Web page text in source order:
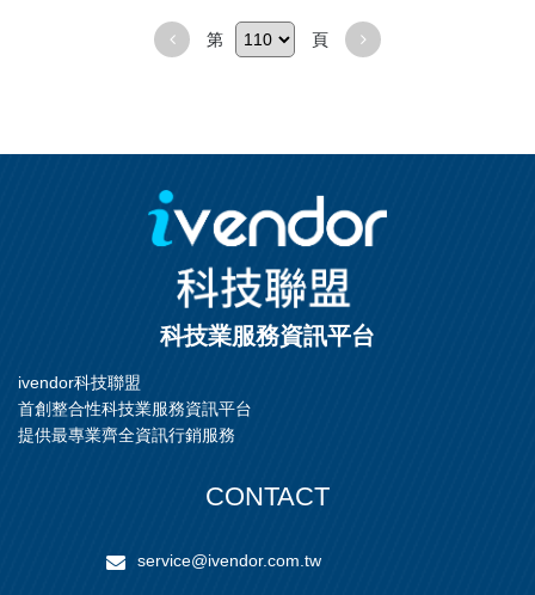
第 頁
科技業服務資訊平台
ivendor科技聯盟
首創整合性科技業服務資訊平台
提供最專業齊全資訊行銷服務
CONTACT
service@ivendor.com.tw